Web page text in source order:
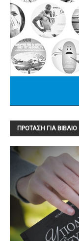
ΠΡΟΤΑΣΗ ΓΙΑ ΒΙΒΛΙΟ